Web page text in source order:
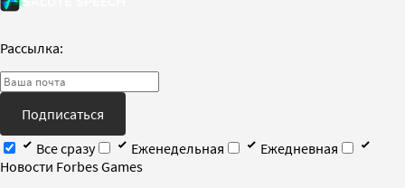
Рассылка:
Подписаться
Все сразу
Еженедельная
Ежедневная
Новости Forbes Games